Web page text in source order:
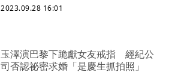
2023.09.28 16:01
玉澤演巴黎下跪獻女友戒指 經紀公
司否認祕密求婚「是慶生抓拍照」